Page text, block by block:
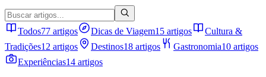
Todos77 artigos Dicas de Viagem15 artigos
Cultura &
Tradições12 artigos Destinos18 artigos Gastronomia10 artigos
Experiências14 artigos